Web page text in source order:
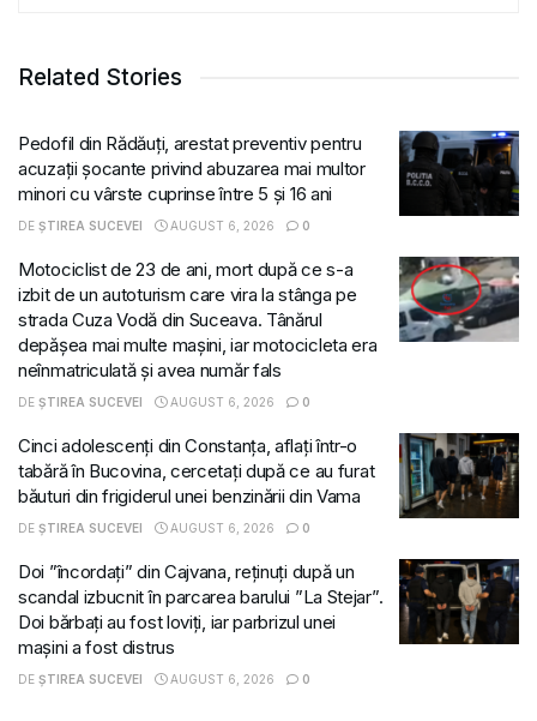
Related Stories
Pedofil din Rădăuți, arestat preventiv pentru
acuzații șocante privind abuzarea mai multor
minori cu vârste cuprinse între 5 și 16 ani
DE ȘTIREA SUCEVEI AUGUST 6, 2026 0
Motociclist de 23 de ani, mort după ce s-a
izbit de un autoturism care vira la stânga pe
strada Cuza Vodă din Suceava. Tânărul
depășea mai multe mașini, iar motocicleta era
neînmatriculată și avea număr fals
DE ȘTIREA SUCEVEI AUGUST 6, 2026 0
Cinci adolescenți din Constanța, aflați într-o
tabără în Bucovina, cercetați după ce au furat
băuturi din frigiderul unei benzinării din Vama
DE ȘTIREA SUCEVEI AUGUST 6, 2026 0
Doi ”încordați” din Cajvana, reținuți după un
scandal izbucnit în parcarea barului ”La Stejar”.
Doi bărbați au fost loviți, iar parbrizul unei
mașini a fost distrus
DE ȘTIREA SUCEVEI AUGUST 6, 2026 0